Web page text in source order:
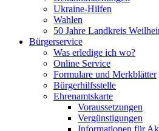
Ukraine-Hilfen
Wahlen
50 Jahre Landkreis
Bürgerservice
Was erledige ich wo?
Online Service
Formulare und Merkblätter
Bürgerhilfsstelle
Ehrenamtskarte
Voraussetzungen
Vergünstigungen